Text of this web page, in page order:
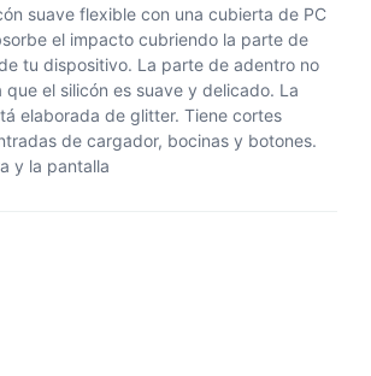
suave flexible con una cubierta de PC
el impacto cubriendo la parte de
tu dispositivo. La parte de adentro no
que el silicón es suave y delicado. La
elaborada de glitter. Tiene cortes
de cargador, bocinas y botones.
y la pantalla